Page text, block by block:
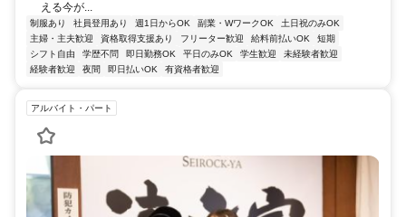
える今が...
制服あり 社員登用あり 週1日からOK 副業・WワークOK
土日祝のみOK
主婦・主夫歓迎
資格取得支援あり フリーター歓迎 給料前払いOK
短期
シフト自由
学歴不問 即日勤務OK 平日のみOK 学生歓迎
未経験者歓迎
経験者歓迎
夜間 即日払いOK 有資格者歓迎
アルバイト・パート